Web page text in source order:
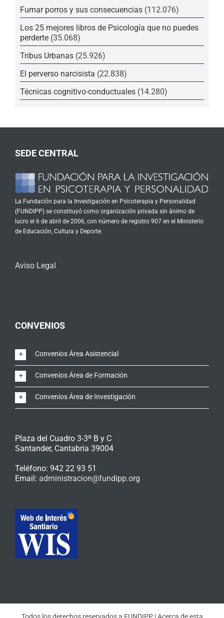
Fumar porros y sus consecuencias (112.076)
Los 25 mejores libros de Psicología que no puedes
perderte (35.068)
Tribus Urbanas (25.926)
El perverso narcisista (22.838)
Técnicas cognitivo-conductuales (14.280)
SEDE CENTRAL
La Fundación para la Investigación en Psicoterapia y Personalidad
(FUNDIPP) se constituyó como organización privada sin ánimo de
lucro el 6 de abril de 2006, con número de registro 907 en el Ministerio
de Educación, Cultura y Deporte.
Aviso Legal
CONVENIOS
Convenios Área Asistencial
Convenios Área de Formación
Convenios Área de Investigación
Plaza del Cuadro 3-3º B y C
Santander, Cantabria 39004
Teléfono: 942 22 93 51
Email: administracion@fundipp.org
Todos los derechos reservados a FUNDIPP | Acerca de esta